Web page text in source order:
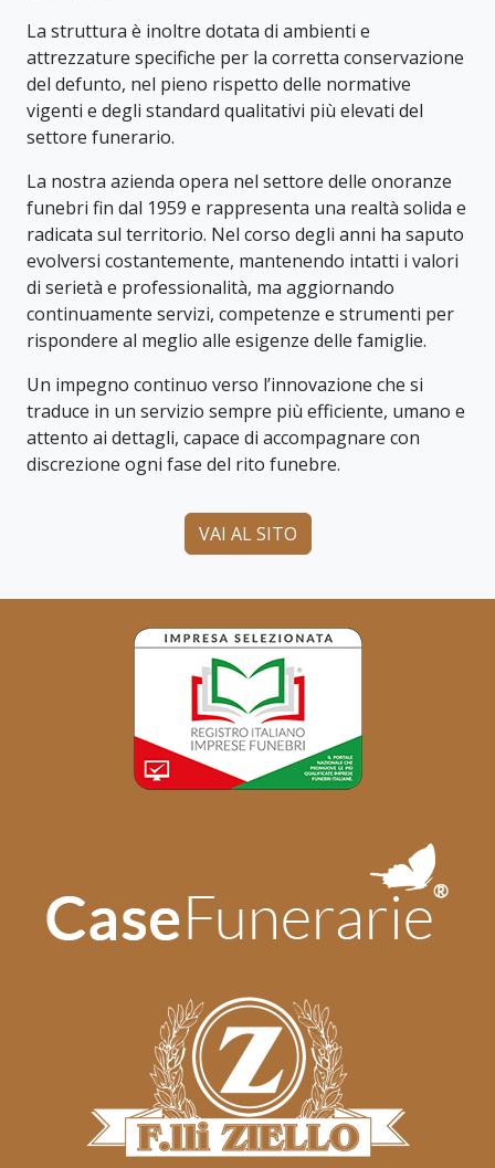
La struttura è inoltre dotata di ambienti e
attrezzature specifiche per la corretta conservazione
del defunto, nel pieno rispetto delle normative
vigenti e degli standard qualitativi più elevati del
settore funerario.
La nostra azienda opera nel settore delle onoranze
funebri fin dal 1959 e rappresenta una realtà solida e
radicata sul territorio. Nel corso degli anni ha saputo
evolversi costantemente, mantenendo intatti i valori
di serietà e professionalità, ma aggiornando
continuamente servizi, competenze e strumenti per
rispondere al meglio alle esigenze delle famiglie.
Un impegno continuo verso l’innovazione che si
traduce in un servizio sempre più efficiente, umano e
attento ai dettagli, capace di accompagnare con
discrezione ogni fase del rito funebre.
VAI AL SITO